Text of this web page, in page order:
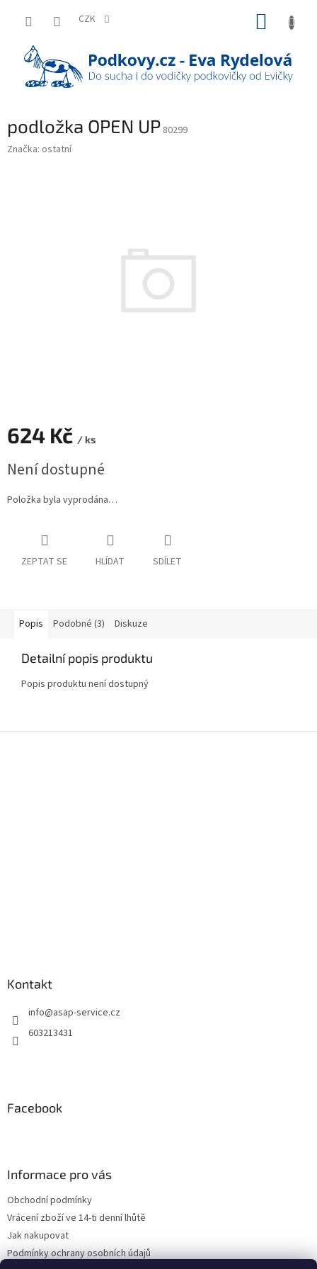
CZK
podložka OPEN UP 80299
Značka: ostatní
624 Kč / ks
cena:
Není dostupné
Položka byla vyprodána…
ZEPTAT SE HLÍDAT SDÍLET
Popis Podobné (3) Diskuze
Detailní popis produktu
Popis produktu není dostupný
Kontakt
info@asap-service.cz
603213431
Facebook
Informace pro vás
Obchodní podmínky
Vrácení zboží ve 14-ti denní lhůtě
Jak nakupovat
Podmínky ochrany osobních údajů